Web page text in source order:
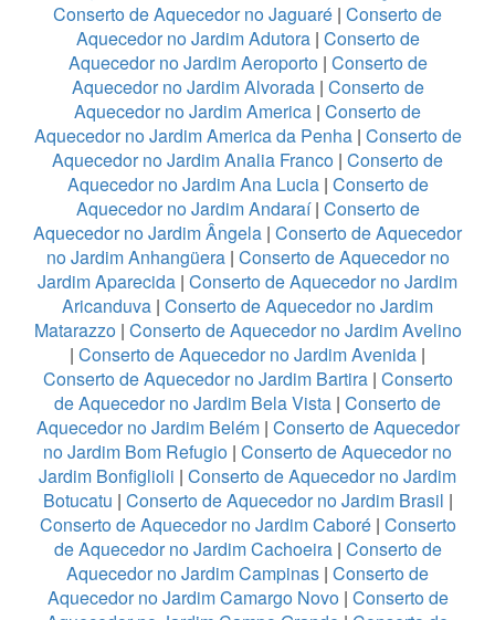
Conserto de Aquecedor no Jaguaré | Conserto de
Aquecedor no Jardim Adutora| Conserto de
Aquecedor no Jardim Aeroporto| Conserto de
Aquecedor no Jardim Alvorada| Conserto de
Aquecedor no Jardim America | Conserto de
Aquecedor no Jardim America da Penha| Conserto de
Aquecedor no Jardim Analia Franco | Conserto de
Aquecedor no Jardim Ana Lucia| Conserto de
Aquecedor no Jardim Andaraí| Conserto de
Aquecedor no Jardim Ângela | Conserto de Aquecedor
no Jardim Anhangüera| Conserto de Aquecedor no
Jardim Aparecida | Conserto de Aquecedor no Jardim
Aricanduva | Conserto de Aquecedor no Jardim
Matarazzo| Conserto de Aquecedor no Jardim Avelino
| Conserto de Aquecedor no Jardim Avenida |
Conserto de Aquecedor no Jardim Bartira| Conserto
de Aquecedor no Jardim Bela Vista | Conserto de
Aquecedor no Jardim Belém| Conserto de Aquecedor
no Jardim Bom Refugio | Conserto de Aquecedor no
Jardim Bonfiglioli | Conserto de Aquecedor no Jardim
Botucatu | Conserto de Aquecedor no Jardim Brasil |
Conserto de Aquecedor no Jardim Caboré| Conserto
de Aquecedor no Jardim Cachoeira| Conserto de
Aquecedor no Jardim Campinas | Conserto de
Aquecedor no Jardim Camargo Novo| Conserto de